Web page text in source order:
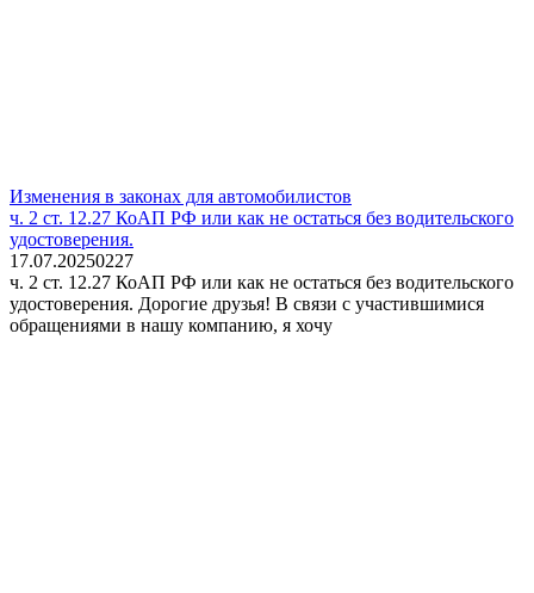
Изменения в законах для автомобилистов
ч. 2 ст. 12.27 КоАП РФ или как не остаться без водительского
удостоверения.
17.07.20250227
ч. 2 ст. 12.27 КоАП РФ или как не остаться без водительского
удостоверения. Дорогие друзья! В связи с участившимися
обращениями в нашу компанию, я хочу